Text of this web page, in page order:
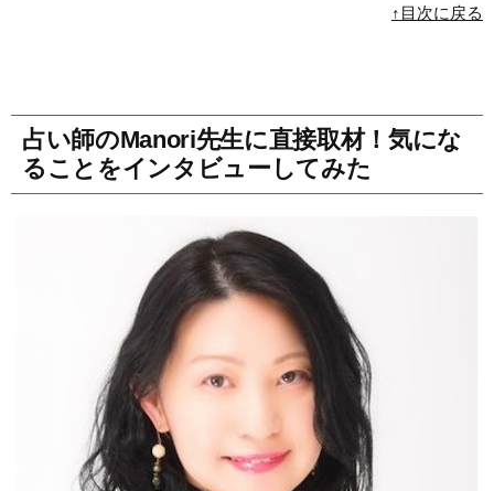
↑目次に戻る
占い師のManori先生に直接取材！気にな
ることをインタビューしてみた